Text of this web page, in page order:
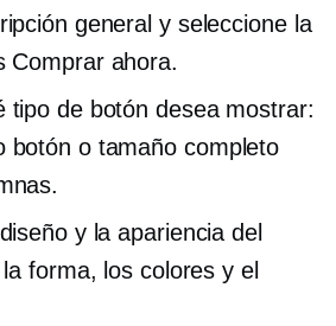
general y seleccione la
Comprar ahora.
tipo de botón desea mostrar:
botón o tamaño completo
y la apariencia del
forma, los colores y el